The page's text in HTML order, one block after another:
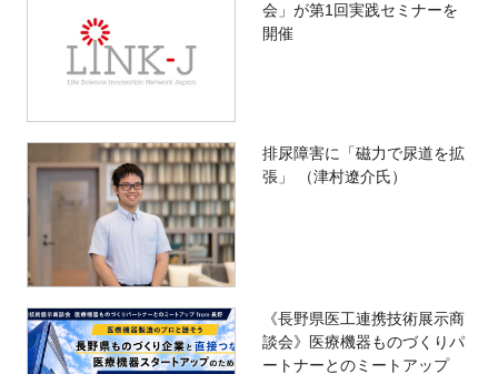
会」が第1回実践セミナーを
開催
排尿障害に「磁力で尿道を拡
張」 （津村遼介氏）
《長野県医工連携技術展示商
談会》医療機器ものづくりパ
ートナーとのミートアップ